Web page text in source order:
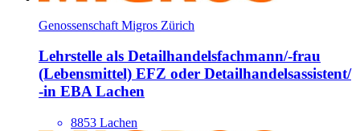
Genossenschaft Migros Zürich
Lehrstelle als Detailhandels­fachmann/​-frau
(Lebensmittel) EFZ oder Detailhandels­assistent/​
-in EBA Lachen
8853 Lachen